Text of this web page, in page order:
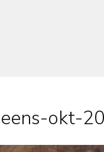
okt-